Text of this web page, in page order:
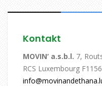
Kontakt
MOVIN‘ a.s.b.l. 7,
RCS Luxembourg